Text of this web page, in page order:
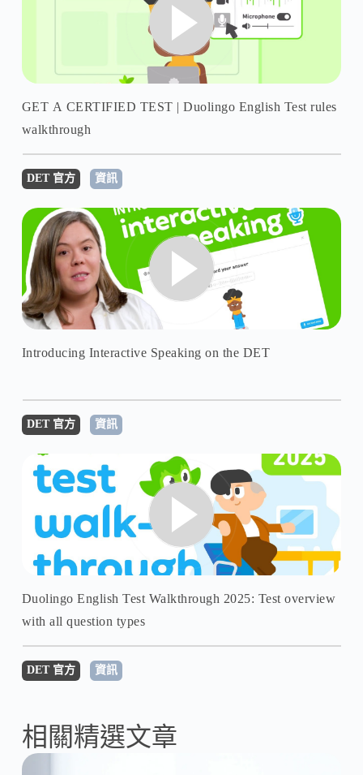
GET A CERTIFIED TEST | Duolingo English Test rules
walkthrough
DET 官方 資訊
Introducing Interactive Speaking on the DET
DET 官方 資訊
Duolingo English Test Walkthrough 2025: Test overview
with all question types
DET 官方 資訊
相關精選文章